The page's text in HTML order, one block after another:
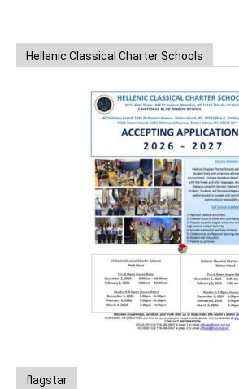
Hellenic Classical Charter Schools
flagstar